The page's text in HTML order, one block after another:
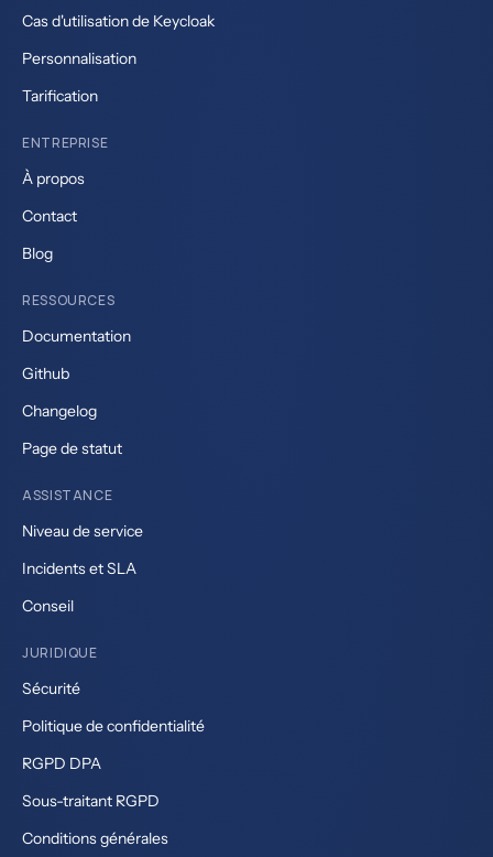
Cas d'utilisation de Keycloak
Personnalisation
Tarification
ENTREPRISE
À propos
Contact
Blog
RESSOURCES
Documentation
Github
Changelog
Page de statut
ASSISTANCE
Niveau de service
Incidents et SLA
Conseil
JURIDIQUE
Sécurité
Politique de confidentialité
RGPD DPA
Sous-traitant RGPD
Conditions générales